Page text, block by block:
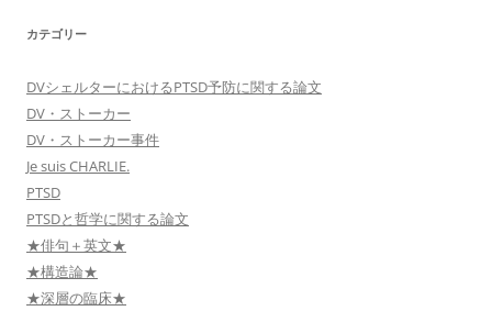
カテゴリー
DVシェルターにおけるPTSD予防に関する論文
DV・ストーカー
DV・ストーカー事件
Je suis CHARLIE.
PTSD
PTSDと哲学に関する論文
★俳句＋英文★
★構造論★
★深層の臨床★